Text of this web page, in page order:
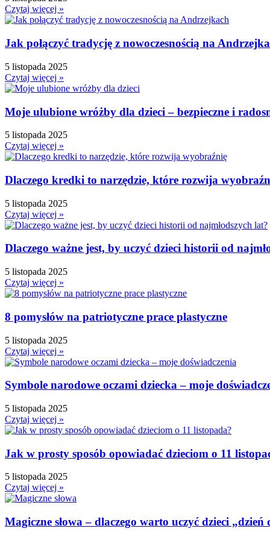
Dzień Dziewczynek
Dzień Dyni
Dzień Kobiet
Dzień Kolorowej Skarpetki
Dzień Kota
Dzień Kubusia Puchatka
Dzień Mamy i Taty
Dzień Nauczyciela
Dzień Pluszowego Misia
Dzień Postaci z bajek
Dzień Pszczoły
Dzień Świadomości Autyzmu
Dzień Zdrowego Śniadania
Dzień Ziemi
E
Ekologia
Emocje
Ferie
Fotobudka
Gazetki do druku
Girlandy na LATO
Grafomotoryka
↳ Dopasuj i opowiedź
↳ Ja mam kto ma
↳ Puzzle
Czytaj więcej »
Jak połączyć tradycję z nowoczesnością na
5 listopada 2025
Czytaj więcej »
Moje ulubione wróżby dla dzieci – bezpieczne i
5 listopada 2025
Czytaj więcej »
Dlaczego kredki to narzędzie, które rozwija
5 listopada 2025
Czytaj więcej »
Dlaczego ważne jest, by uczyć dzieci historii od
5 listopada 2025
Czytaj więcej »
8 pomysłów na patriotyczne prace plastyczne
5 listopada 2025
Czytaj więcej »
Symbole narodowe oczami dziecka – moje
5 listopada 2025
Czytaj więcej »
Jak w prosty sposób opowiadać dzieciom o 11
5 listopada 2025
Czytaj więcej »
Magiczne słowa – dlaczego warto uczyć dzieci